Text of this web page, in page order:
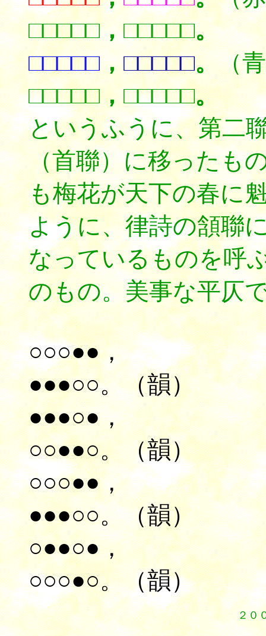
□□□□□，□□□□□。
□□□□□，□□□□□。（
□□□□□，□□□□□。
というふうに、第二
（首聯）に移ったも
も梅花が天下の春に
ように、律詩の頷聯
なっているものを呼
のもの。美事な平仄
○○○●●，
●●●○○。（韻）
●●●○●，
○○●●○。（韻）
○○○●●，
●●●○○。（韻）
○●●○●，
○○○●○。（韻）
２０
１